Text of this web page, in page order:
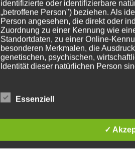
Kommentar*
Name*
identifizierte oder identifizierbare
„betroffene Person") beziehen. Als
Person angesehen, die direkt oder
Zuordnung zu einer Kennung wie
Standortdaten, zu einer Online-
besonderen Merkmalen, die
genetischen, psychischen,
Identität dieser natürlichen Person
b) betroffene Person
Betroffene Person ist jede
Person, deren personenbezogene
Verantwortlichen verarbeitet werden.
Essenziell
✓